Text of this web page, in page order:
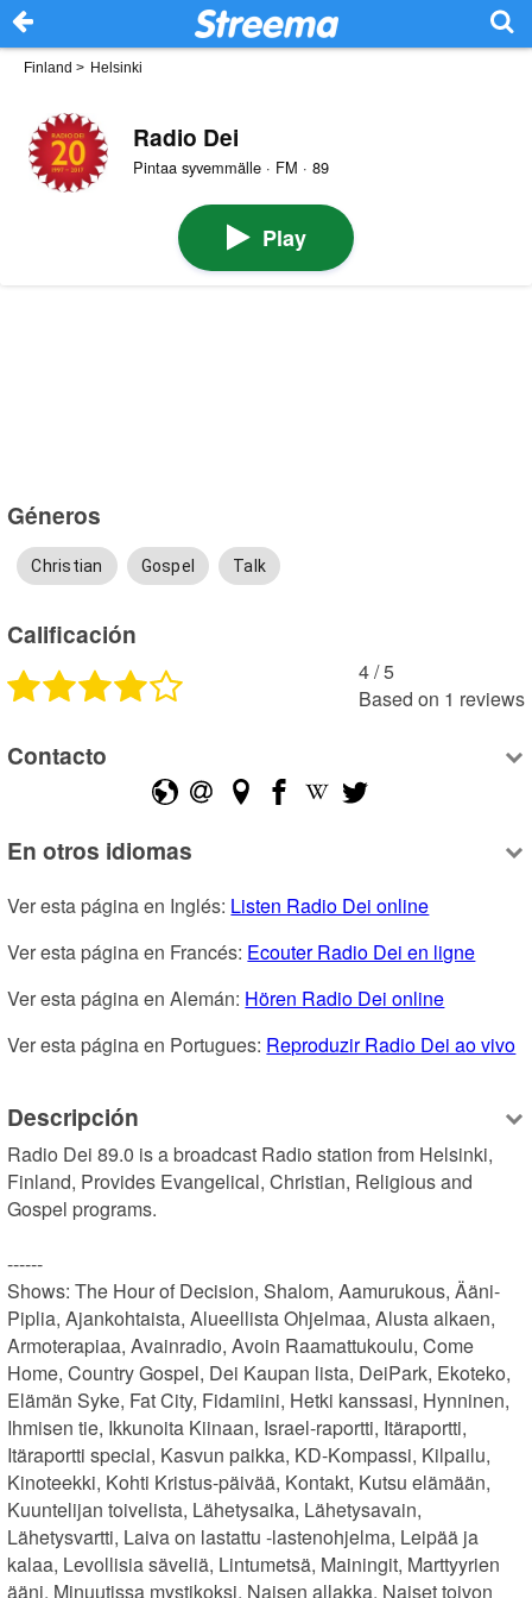
Finland > Helsinki
Radio Dei
Pintaa syvemmälle · FM · 89
Play
Géneros
Christian Gospel Talk
Calificación
4 /5
Based on 1 reviews
Contacto
En otros idiomas
Ver esta página en Inglés: Listen Radio Dei online
Ver esta página en Francés: Ecouter Radio Dei en ligne
Ver esta página en Alemán: Hören Radio Dei online
Ver esta página en Portugues: Reproduzir Radio Dei ao vivo
Descripción
Radio Dei 89.0 is a broadcast Radio station from Helsinki,
Finland, Provides Evangelical, Christian, Religious and
Gospel programs.
------
Shows: The Hour of Decision, Shalom, Aamurukous, Ääni-
Piplia, Ajankohtaista, Alueellista Ohjelmaa, Alusta alkaen,
Armoterapiaa, Avainradio, Avoin Raamattukoulu, Come
Home, Country Gospel, Dei Kaupan lista, DeiPark, Ekoteko,
Elämän Syke, Fat City, Fidamiini, Hetki kanssasi, Hynninen,
Ihmisen tie, Ikkunoita Kiinaan, Israel-raportti, Itäraportti,
Itäraportti special, Kasvun paikka, KD-Kompassi, Kilpailu,
Kinoteekki, Kohti Kristus-päivää, Kontakt, Kutsu elämään,
Kuuntelijan toivelista, Lähetysaika, Lähetysavain,
Lähetysvartti, Laiva on lastattu -lastenohjelma, Leipää ja
kalaa, Levollisia säveliä, Lintumetsä, Mainingit, Marttyyrien
ääni, Minuutissa mystikoksi, Naisen allakka, Naiset toivon